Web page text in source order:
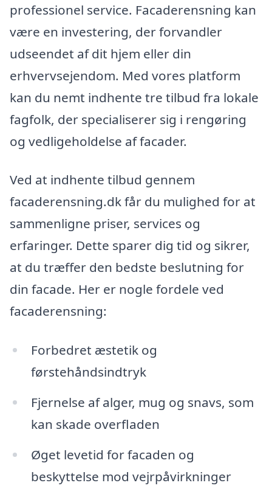
professionel service. Facaderensning kan
være en investering, der forvandler
udseendet af dit hjem eller din
erhvervsejendom. Med vores platform
kan du nemt indhente tre tilbud fra lokale
fagfolk, der specialiserer sig i rengøring
og vedligeholdelse af facader.
Ved at indhente tilbud gennem
facaderensning.dk får du mulighed for at
sammenligne priser, services og
erfaringer. Dette sparer dig tid og sikrer,
at du træffer den bedste beslutning for
din facade. Her er nogle fordele ved
facaderensning:
Forbedret æstetik og
førstehåndsindtryk
Fjernelse af alger, mug og snavs, som
kan skade overfladen
Øget levetid for facaden og
beskyttelse mod vejrpåvirkninger